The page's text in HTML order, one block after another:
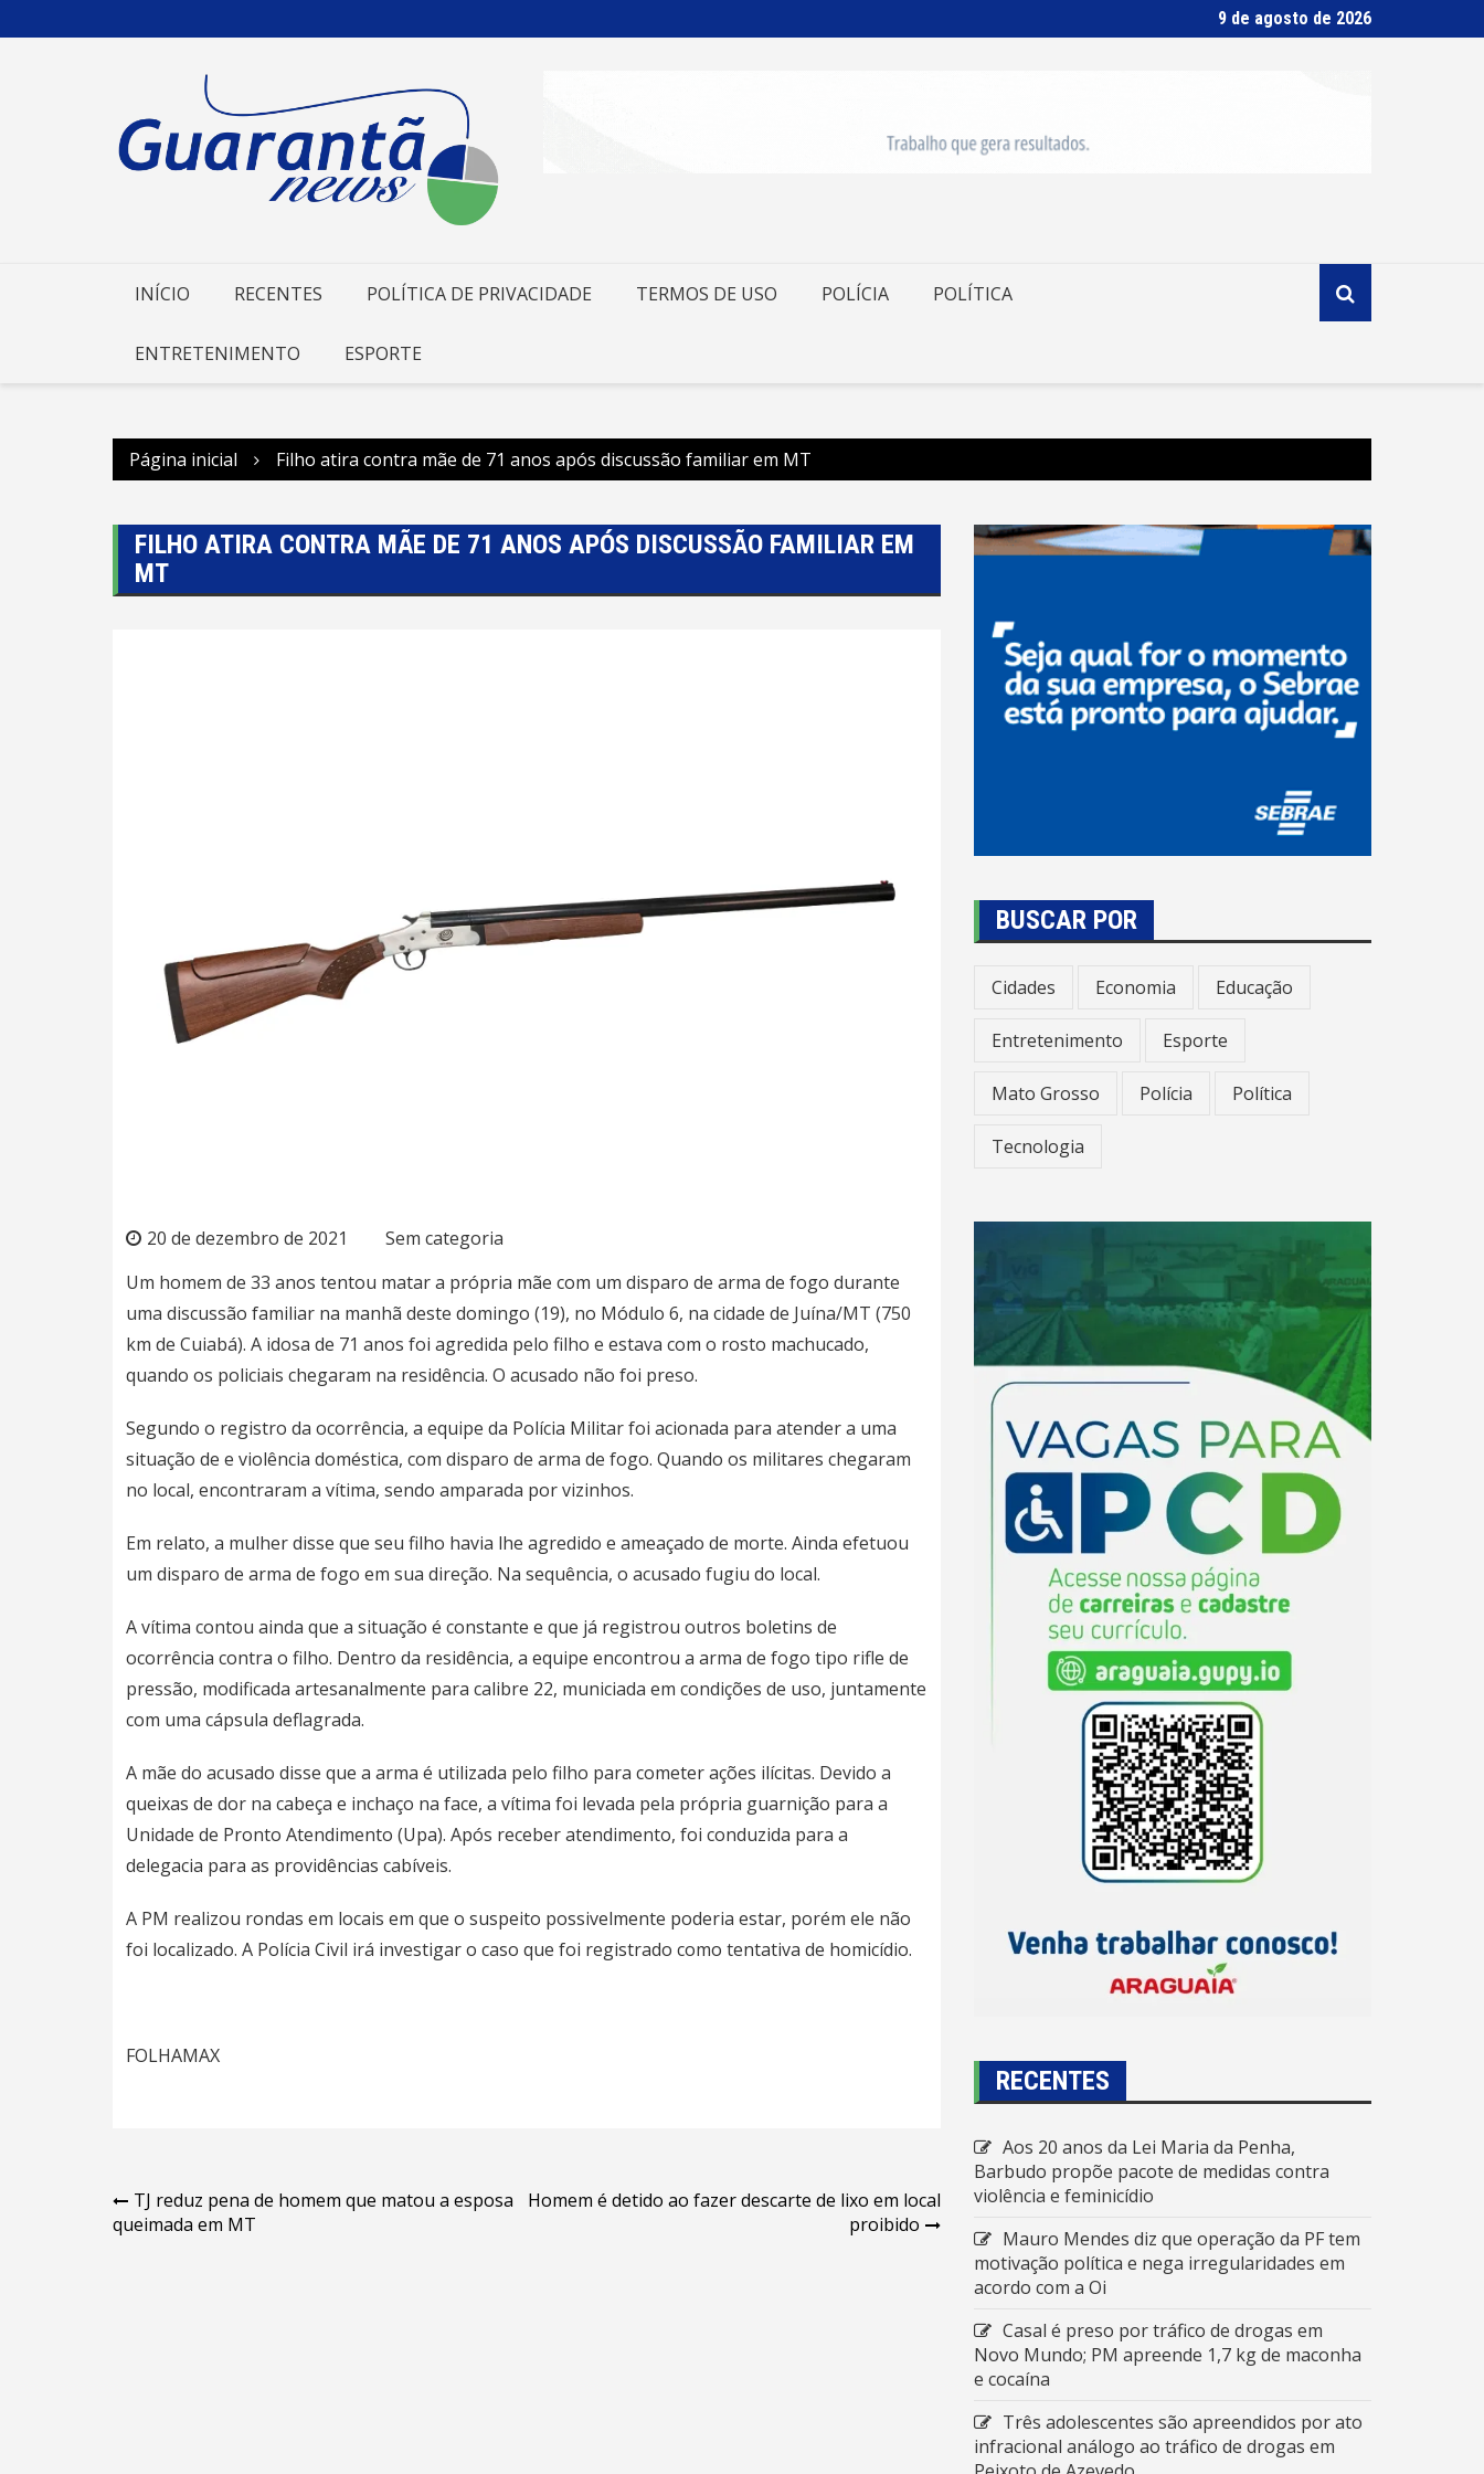
para
9 de agosto de 2026
INÍCIO RECENTES POLÍTICA DE PRIVACIDADE TERMOS DE USO POLÍCIA POLÍTICA
ENTRETENIMENTO ESPORTE
Página inicial Filho atira contra mãe de 71 anos após discussão familiar em MT
FILHO ATIRA CONTRA MÃE DE 71 ANOS APÓS DISCUSSÃO FAMILIAR EM
MT
20 de dezembro de 2021
Sem categoria
Um homem de 33 anos tentou matar a própria mãe com um disparo de arma de fogo durante
uma discussão familiar na manhã deste domingo (19), no Módulo 6, na cidade de Juína/MT (750
km de Cuiabá). A idosa de 71 anos foi agredida pelo filho e estava com o rosto machucado,
quando os policiais chegaram na residência. O acusado não foi preso.
Segundo o registro da ocorrência, a equipe da Polícia Militar foi acionada para atender a uma
situação de e violência doméstica, com disparo de arma de fogo. Quando os militares chegaram
no local, encontraram a vítima, sendo amparada por vizinhos.
Em relato, a mulher disse que seu filho havia lhe agredido e ameaçado de morte. Ainda efetuou
um disparo de arma de fogo em sua direção. Na sequência, o acusado fugiu do local.
A vítima contou ainda que a situação é constante e que já registrou outros boletins de
ocorrência contra o filho. Dentro da residência, a equipe encontrou a arma de fogo tipo rifle de
pressão, modificada artesanalmente para calibre 22, municiada em condições de uso, juntamente
com uma cápsula deflagrada.
A mãe do acusado disse que a arma é utilizada pelo filho para cometer ações ilícitas. Devido a
queixas de dor na cabeça e inchaço na face, a vítima foi levada pela própria guarnição para a
Unidade de Pronto Atendimento (Upa). Após receber atendimento, foi conduzida para a
delegacia para as providências cabíveis.
A PM realizou rondas em locais em que o suspeito possivelmente poderia estar, porém ele não
foi localizado. A Polícia Civil irá investigar o caso que foi registrado como tentativa de homicídio.
FOLHAMAX
Navegação
de
TJ reduz pena de homem que matou a esposa
queimada em MT
Homem é detido ao fazer descarte de lixo em local
proibido
BUSCAR POR
Cidades Economia Educação
Entretenimento Esporte
Mato Grosso Polícia Política
Tecnologia
RECENTES
Aos 20 anos da Lei Maria da Penha,
Barbudo propõe pacote de medidas contra
violência e feminicídio
Mauro Mendes diz que operação da PF tem
motivação política e nega irregularidades em
acordo com a Oi
Casal é preso por tráfico de drogas em
Novo Mundo; PM apreende 1,7 kg de maconha
e cocaína
Três adolescentes são apreendidos por ato
infracional análogo ao tráfico de drogas em